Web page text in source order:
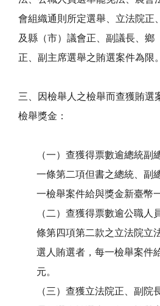
會組織通則所定選舉、立法院正
及縣（市）議會正、副議長、鄉
正、副主席選舉之賄選案件為限。
三、因檢舉人之檢舉而查獲賄選
檢舉獎金：
（一）查獲得票數逾總統副
一條第二項但書之總統、副
一檢舉案件給與獎金新臺幣
（二）查獲得票數逾公職人
條第四項第二款之立法院立
選人賄選者，每一檢舉案件
元。
（三）查獲立法院正、副院